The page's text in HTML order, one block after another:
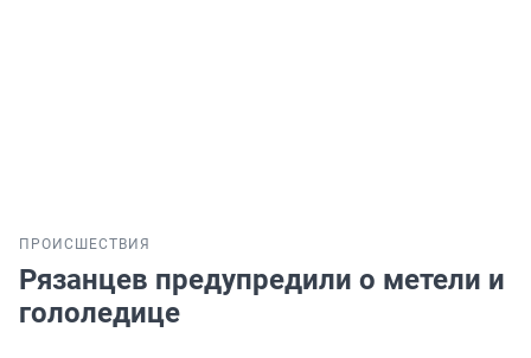
ПРОИСШЕСТВИЯ
Рязанцев предупредили о метели и
гололедице